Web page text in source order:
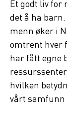
Et godt liv
det å ha
menn øker i
omtrent hver
har fått egne
hvilken
vårt samfunn